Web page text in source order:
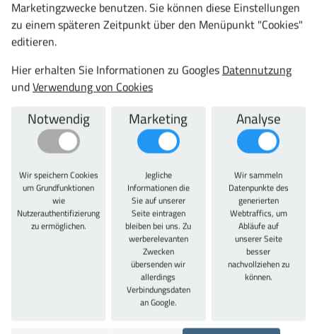
mm Breite, mit Mitteltrennwand, 4 Einlegeböden
(verzinkt) ausgestattet. Türen mit Verstärkungstaschen,
auf Kugelgelagerten Spezialrollen im oberen
Puffer aufschlagend, gemeinsam durch
Drehdruckzylinderschloss verschließbar. Gesamt-
verteilter Last. Entwickelt und produziert ausschließlich
"Made in Germany" -10 Jahre Garantie- TÜV Rheinland
zertifiziert. Mit Aufpreis Einlegeböden gepulvert in
Korpusfarbe möglich! Weitere Farbkombinationen auf
Anfrage möglich.
Technische Daten
Marketingzwecke benutzen. Sie können diese Einstellungen
zu einem späteren Zeitpunkt über den Menüpunkt "Cookies"
editieren.
Hier erhalten Sie Informationen zu Googles Datennutzung
undVerwendung von Cookies
Notwendig
Wir speichern Cookies
um Grundfunktionen
wie
Nutzerauthentifizierung
zu ermöglichen.
Marketing
Jegliche
Informationen die
Sie auf unserer
Seite eintragen
bleiben bei uns. Zu
werberelevanten
Zwecken
übersenden wir
allerdings
Verbindungsdaten
an Google.
Analyse
Wir sammeln
Datenpunkte des
generierten
Webtraffics, um
Abläufe auf
unserer Seite
besser
nachvollziehen zu
können.